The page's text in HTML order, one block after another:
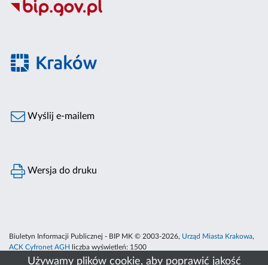
Używamy plików cookie, aby poprawić jakość
Wyślij e-mailem
Wersja do druku
Biuletyn Informacji Publicznej - BIP MK © 2003-2026, Urząd Miasta Krakowa,
ACK Cyfronet AGH
liczba wyświetleń: 1500